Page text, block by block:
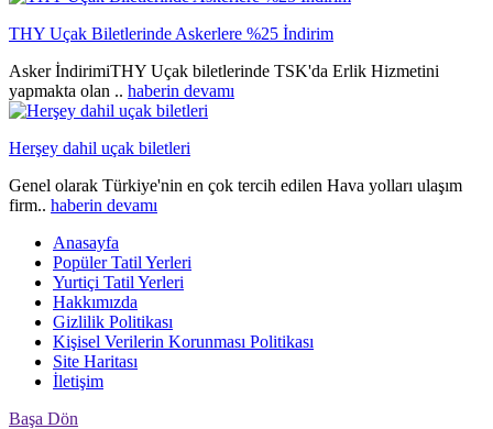
THY Uçak Biletlerinde Askerlere %25 İndirim
Asker İndirimiTHY Uçak biletlerinde TSK'da Erlik Hizmetini
yapmakta olan .. haberin devamı
Herşey dahil uçak biletleri
Genel olarak Türkiye'nin en çok tercih edilen Hava yolları ulaşım
firm.. haberin devamı
Anasayfa
Popüler Tatil Yerleri
Yurtiçi Tatil Yerleri
Hakkımızda
Gizlilik Politikası
Kişisel Verilerin Korunması Politikası
Site Haritası
İletişim
Başa Dön